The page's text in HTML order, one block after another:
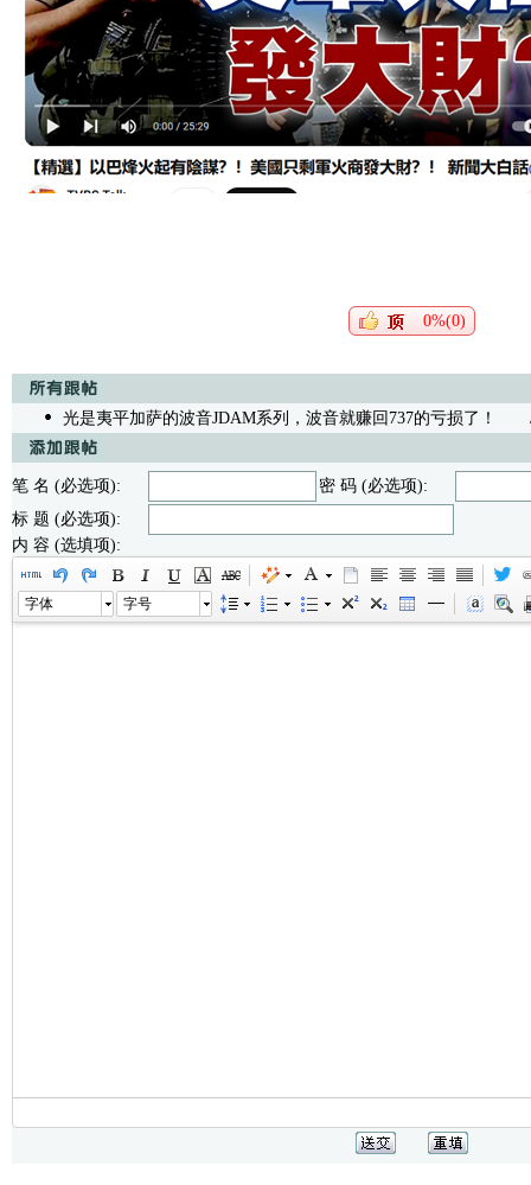
0%(0)
光是夷平加萨的波音JDAM系列，波音就赚回737的亏损了！ /
笔 名 (必选项):
密 码 (必选项):
标 题 (必选项):
内 容 (选填项):
字体 字号